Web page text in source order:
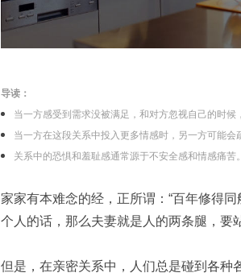
导读：
当一方感受到需求没被满足，和对方忽视自己的时候
当一方在这段关系中投入更多情感时，另一方可能会
关系中的恐惧和羞耻感通常源于不安全感和情感痛苦。
家家有本难念的经，正所谓：“百年修得
个人的话，那么夫妻就是人的两条腿，要
但是，在亲密关系中，人们总是碰到各种